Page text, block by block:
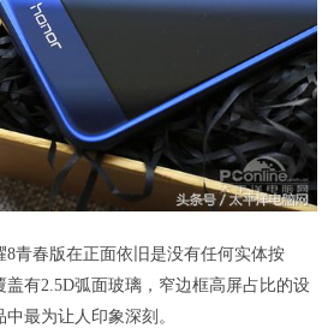
8青春版在正面依旧是没有任何实体按
有2.5D弧面玻璃，窄边框高屏占比的设
最为让人印象深刻。